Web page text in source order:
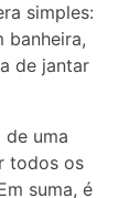
simples:
banheira,
de jantar
de uma
todos os
suma, é